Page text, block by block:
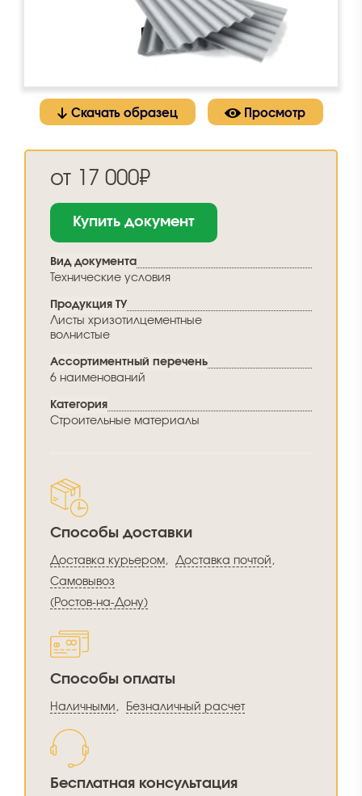
Скачать образец Просмотр
Вид документа
Технические условия
Продукция ТУ
Листы хризотилцементные
волнистые
Ассортиментный перечень
6 наименований
Категория
Строительные материалы
от 17 000₽
Купить документ
Способы доставки
Доставка курьером, Доставка почтой ,
Самовывоз
(Ростов-на-Дону)
Способы оплаты
Наличными , Безналичный расчет
Бесплатная консультация